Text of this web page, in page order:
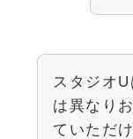
スタジオ
は異なり
ていただ